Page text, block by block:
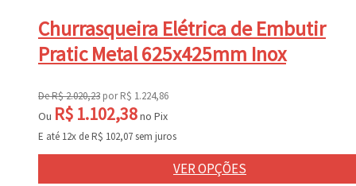
Churrasqueira Elétrica de Embutir
Pratic Metal 625x425mm Inox
DeR$2.020,23 porR$ 1.224,86
Ou R$ 1.102,38no Pix
E até 12x deR$ 102,07sem juros
VER OPÇÕES
tem
várias
variantes.
opções
podem
ser
página